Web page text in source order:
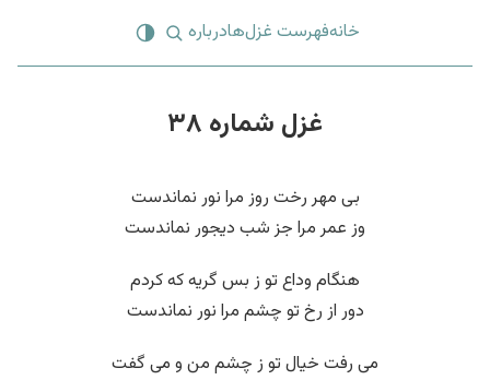
خانهفهرست غزل‌هادرباره
غزل شماره ۳۸
بی مهر رخت روز مرا نور نماندست
وز عمر مرا جز شب دیجور نماندست
هنگام وداع تو ز بس گریه که کردم
دور از رخ تو چشم مرا نور نماندست
می رفت خیال تو ز چشم من و می گفت